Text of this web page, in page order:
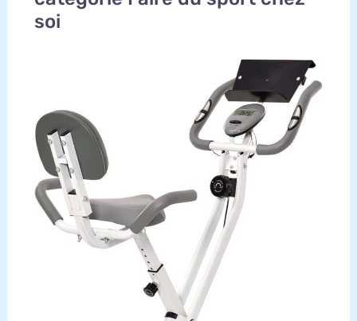
également équipé d'un porte-gobelet pour vous
professionnels. Toutes les questions reçoivent
une réponse rapide dans les 12 heures, ce qui
rend chaque exercice sûr et efficace.
soi